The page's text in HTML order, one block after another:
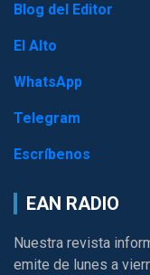
Blog del Editor
El Alto
WhatsApp
Telegram
Escríbenos
EAN RADIO
Nuestra revista
emite de lunes a